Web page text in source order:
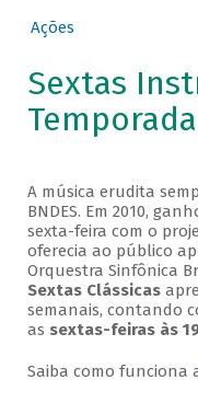
Ações
Sextas
A música erudita
BNDES. Em 2010,
sexta-feira com o
oferecia ao público
Orquestra Sinfônica
Sextas Clássicas
semanais, contando
as sextas-feiras às
Saiba como funciona